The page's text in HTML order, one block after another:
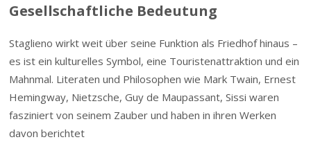
Gesellschaftliche Bedeutung
Staglieno wirkt weit über seine Funktion als Friedhof hinaus –
es ist ein kulturelles Symbol, eine Touristenattraktion und ein
Mahnmal. Literaten und Philosophen wie Mark Twain, Ernest
Hemingway, Nietzsche, Guy de Maupassant, Sissi waren
fasziniert von seinem Zauber und haben in ihren Werken
davon berichtet